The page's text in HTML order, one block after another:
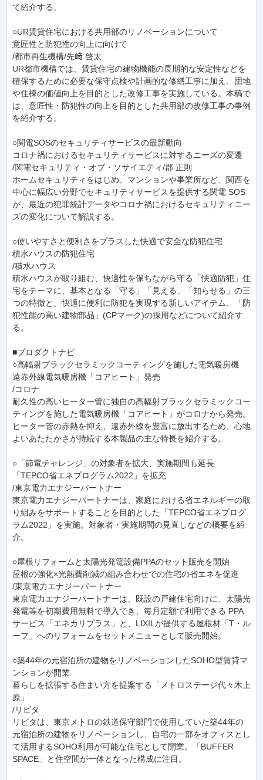
て紹介する。
○UR賃貸住宅における共用部のリノベーションについて
意匠性と防犯性の向上に向けて
/都市再生機構/先﨑 啓太
UR都市機構では、賃貸住宅の建物機能の長期的な安定性などを
確保するために必要な保守点検や計画的な修繕工事に加え、団地
や住棟の価値向上を目的とした改修工事を実施している。本稿で
は、意匠性・防犯性の向上を目的とした共用部の改修工事の事例
を紹介する。
○関電SOSのセキュリティサービスの最新動向
コロナ禍におけるセキュリティサービスに対するニーズの変遷
/関電セキュリティ・オブ・ソサイエティ/郡 正則
ホームセキュリティをはじめ、マンションや事業所など、関西を
中心に幅広い分野でセキュリティサービスを提供する関電 SOS
が、最近の犯罪統計データやコロナ禍におけるセキュリティニー
ズの変化について解説する。
○使いやすさと便利さをプラスした快適で安全な防犯住宅
積水ハウスの防犯住宅
/積水ハウス
積水ハウスが取り組む、快適性を保ちながら守る「快適防犯」住
宅をテーマに、基本となる「守る」「見える」「知らせる」の三
つの特徴と、快適に便利に防犯を実現する新しいアイテム、「防
犯性能の高い建物部品」(CPマーク)の採用などについて紹介す
る。
■プロダクトナビ
○高輻射ブラックセラミックコーティングを施した電気暖房機
遠赤外線電気暖房機「コアヒート」発売
/コロナ
耐久性の高いヒーター管に独自の高輻射ブラックセラミックコー
ティングを施した電気暖房機「コアヒート」がコロナから発売。
ヒーター管の赤熱を抑え、遠赤外線を豊富に放出するため、心地
よいあたたかさが持続する本製品の主な特長を紹介する。
○「節電チャレンジ」の対象者を拡大、実施期間も延長
「TEPCO省エネプログラム2022」を拡充
/東京電力エナジーパートナー
東京電力エナジーパートナーは、家庭における省エネルギーの取
り組みをサポートすることを目的とした「TEPCO省エネプログ
ラム2022」を実施。対象者・実施期間の見直しなどの概要を紹
介。
○屋根リフォームと太陽光発電設備PPAのセット販売を開始
屋根の強化×光熱費削減の組み合わせでの住宅の省エネを促進
/東京電力エナジーパートナー
東京電力エナジーパートナーは、既設の戸建住宅向けに、太陽光
発電等を初期費用無料で導入でき、毎月定額で利用できる PPA
サービス「エネカリプラス」と、LIXILが提供する屋根材「T・ル
ーフ」へのリフォームをセットメニューとして販売開始。
○築44年の元宿泊所の建物をリノベーションしたSOHO型賃貸マ
ンションが開業
暮らしを拡張する住まい方を提案する「メトロステージ代々木上
原」
/リビタ
リビタは、東京メトロの鉄道保守部門で使用していた築44年の
元宿泊所の建物をリノベーションし、自宅の一部をオフィスとし
て活用するSOHO利用が可能な住宅として開業。「BUFFER
SPACE」と住空間が一体となった構成に注目。